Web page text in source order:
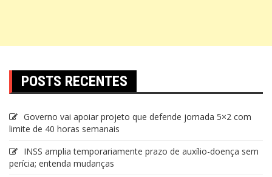
POSTS RECENTES
Governo vai apoiar projeto que defende jornada 5×2 com
limite de 40 horas semanais
INSS amplia temporariamente prazo de auxílio-doença sem
perícia; entenda mudanças